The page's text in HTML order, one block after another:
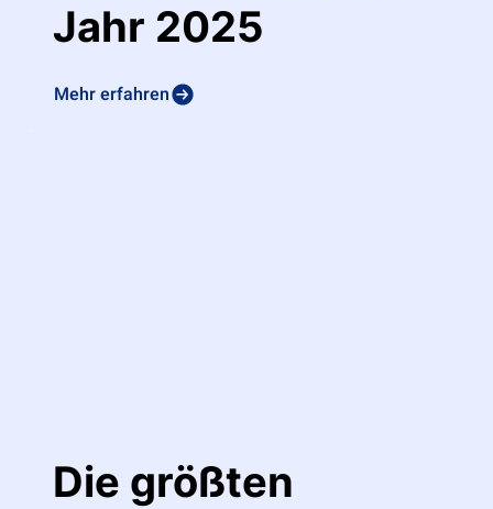
Jahr 2025
Mehr erfahren
Die größten